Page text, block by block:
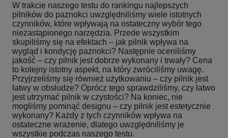
W trakcie naszego testu do rankingu najlepszych
pilników do paznokci uwzględniliśmy wiele istotnych
czynników, które wpływają na ostateczny wybór tego
niezastąpionego narzędzia. Przede wszystkim
skupiliśmy się na efektach – jak pilnik wpływa na
wygląd i kondycję paznokci? Następnie oceniliśmy
jakość – czy pilnik jest dobrze wykonany i trwały? Cena
to kolejny istotny aspekt, na który zwróciliśmy uwagę.
Przyjrzeliśmy się również użytkowaniu – czy pilnik jest
łatwy w obsłudze? Oprócz tego sprawdziliśmy, czy łatwo
jest utrzymać pilnik w czystości? Na koniec, nie
mogliśmy pominąć designu – czy pilnik jest estetycznie
wykonany? Każdy z tych czynników wpływa na
ostateczne wrażenie, dlatego uwzględniliśmy je
wszystkie podczas naszego testu.